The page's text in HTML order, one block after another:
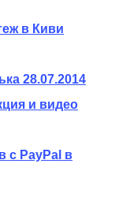
в Киви
28.07.2014
и видео
с PayPal в